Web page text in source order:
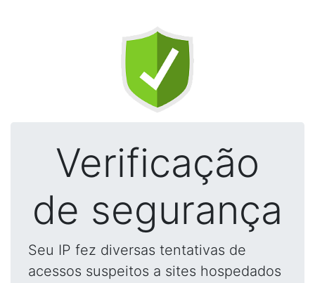
Verificação
de segurança
Seu IP fez diversas tentativas de
acessos suspeitos a sites hospedados